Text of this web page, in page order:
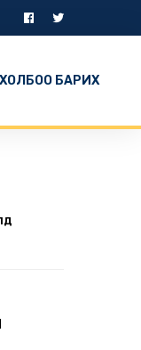
ХОЛБОО БАРИХ